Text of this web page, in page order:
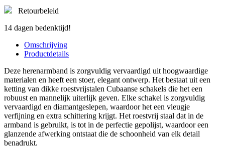
Retourbeleid
14 dagen bedenktijd!
Omschrijving
Productdetails
Deze herenarmband is zorgvuldig vervaardigd uit hoogwaardige
materialen en heeft een stoer, elegant ontwerp. Het bestaat uit een
ketting van dikke roestvrijstalen Cubaanse schakels die het een
robuust en mannelijk uiterlijk geven. Elke schakel is zorgvuldig
vervaardigd en diamantgeslepen, waardoor het een vleugje
verfijning en extra schittering krijgt. Het roestvrij staal dat in de
armband is gebruikt, is tot in de perfectie gepolijst, waardoor een
glanzende afwerking ontstaat die de schoonheid van elk detail
benadrukt.